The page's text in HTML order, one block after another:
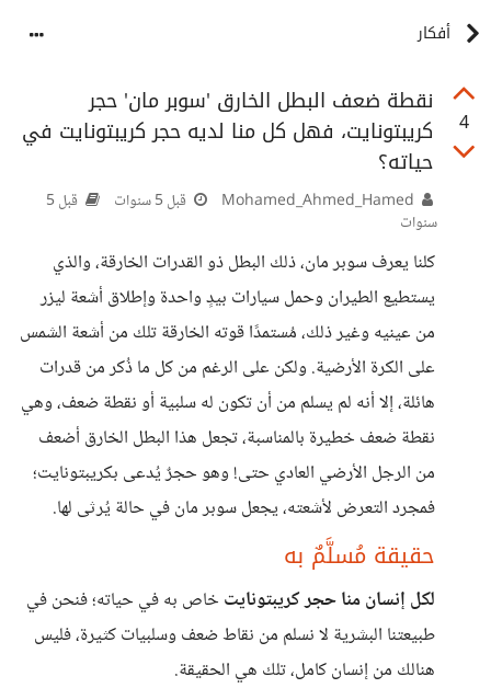
أفكار
4
نقطة ضعف البطل الخارق 'سوبر مان' حجر
كريبتونايت، فهل كل منا لديه حجر كريبتونايت في
حياته؟
قبل 5 سنوات
قبل 5
سنوات
كلنا يعرف سوبر مان، ذلك البطل ذو القدرات الخارقة، والذي
يستطيع الطيران وحمل سيارات بيدٍ واحدة وإطلاق أشعة ليزر
من عينيه وغير ذلك، مُستمدًا قوته الخارقة تلك من أشعة الشمس
على الكرة الأرضية. ولكن على الرغم من كل ما ذُكر من قدرات
هائلة، إلا أنه لم يسلم من أن تكون له سلبية أو نقطة ضعف، وهي
نقطة ضعف خطيرة بالمناسبة، تجعل هذا البطل الخارق أضعف
من الرجل الأرضي العادي حتى! وهو حجرٌ يُدعى بكريبتونايت؛
فمجرد التعرض لأشعته، يجعل سوبر مان في حالة يُرثى لها.
حقيقة مُسلَّمٌ به
لكل إنسان منا حجر كريبتونايت خاص به في حياته؛ فنحن في
طبيعتنا البشرية لا نسلم من نقاط ضعف وسلبيات كثيرة، فليس
هنالك من إنسان كامل، تلك هي الحقيقة.